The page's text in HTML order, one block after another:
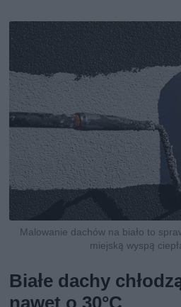
Malowanie dachów na biało to
miejską wyspą
Białe dachy